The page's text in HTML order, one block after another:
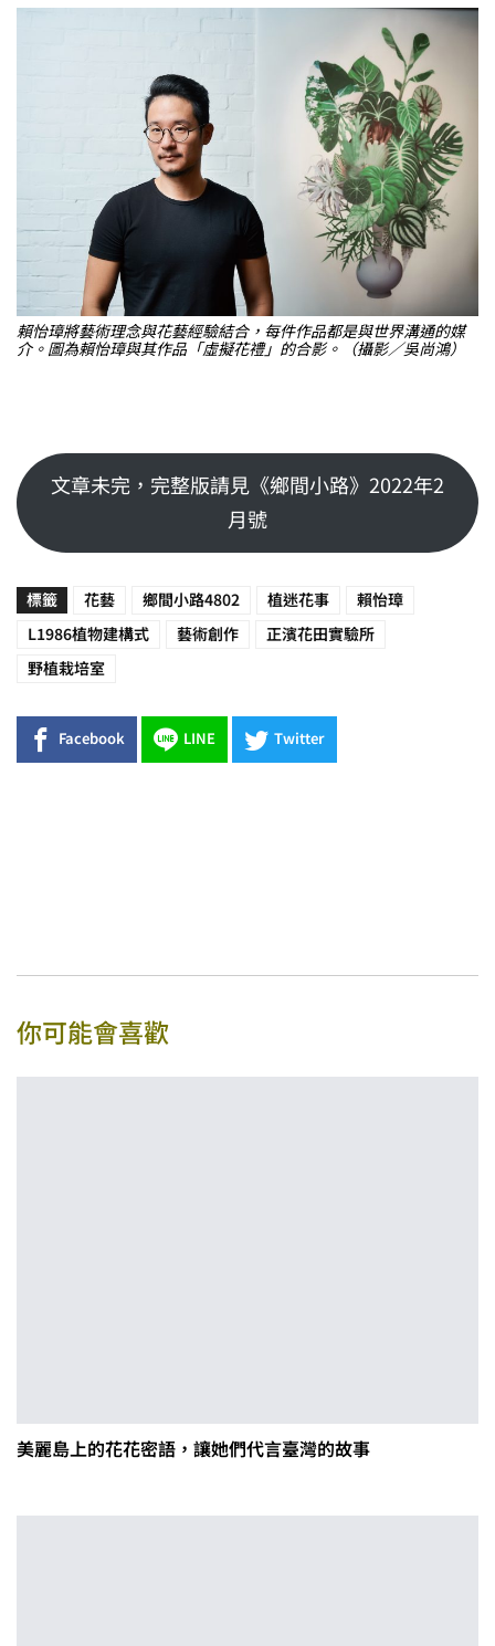
賴怡璋將藝術理念與花藝經驗結合，每件作品都是與世界溝通的媒
介。圖為賴怡璋與其作品「虛擬花禮」的合影。（攝影／吳尚鴻）
文章未完，完整版請見《鄉間小路》2022年2
月號
標籤 花藝 鄉間小路4802 植迷花事 賴怡璋
L1986植物建構式 藝術創作 正濱花田實驗所
野植栽培室
Facebook LINE Twitter
你可能會喜歡
美麗島上的花花密語，讓她們代言臺灣的故事